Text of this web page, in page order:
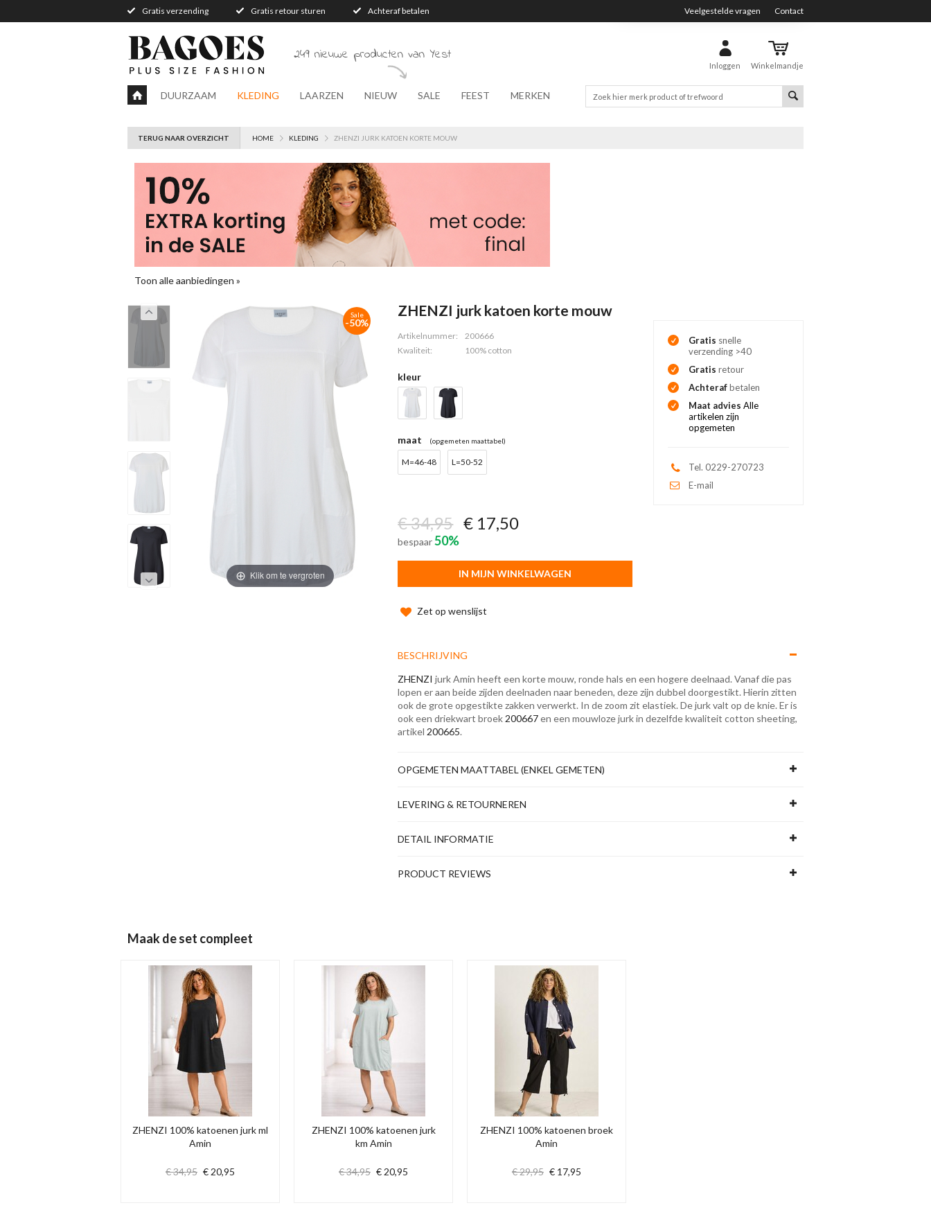
Gratis verzending Gratis retour sturen Achteraf betalen Veelgestelde vragen Contact
Inloggen Winkelmandje
249 nieuwe producten van Yest
DUURZAAM KLEDING LAARZEN NIEUW SALE FEEST MERKEN
TERUG NAAR OVERZICHT HOME KLEDING ZHENZI JURK KATOEN KORTE MOUW
Toon alle aanbiedingen »
Klik om te vergroten
Sale
-50%
ZHENZI jurk katoen korte mouw
Artikelnummer:
200666
Kwaliteit:
100% cotton
kleur
maat (opgemeten maattabel)
M=46-48 L=50-52
€ 34,95 € 17,50
bespaar50%
IN MIJN WINKELWAGEN
Zet op wenslijst
Gratis snelle
verzending >40
Gratis retour
Achterafbetalen
Maat adviesAlle
artikelen zijn
opgemeten
Tel. 0229-270723
E-mail
BESCHRIJVING
ZHENZI jurk Amin heeft een korte mouw, ronde hals en een hogere deelnaad. Vanaf die pas
lopen er aan beide zijden deelnaden naar beneden, deze zijn dubbel doorgestikt. Hierin zitten
ook de grote opgestikte zakken verwerkt. In de zoom zit elastiek. De jurk valt op de knie. Er is
ook een driekwart broek 200667en een mouwloze jurk in dezelfde kwaliteit cotton sheeting,
artikel 200665.
OPGEMETEN MAATTABEL (ENKEL GEMETEN)
LEVERING & RETOURNEREN
DETAIL INFORMATIE
PRODUCT REVIEWS
Maak de set compleet
ZHENZI 100% katoenen jurk ml
Amin
€ 34,95 € 20,95
ZHENZI 100% katoenen jurk
km Amin
€ 34,95 € 20,95
ZHENZI 100% katoenen broek
Amin
€ 29,95 € 17,95